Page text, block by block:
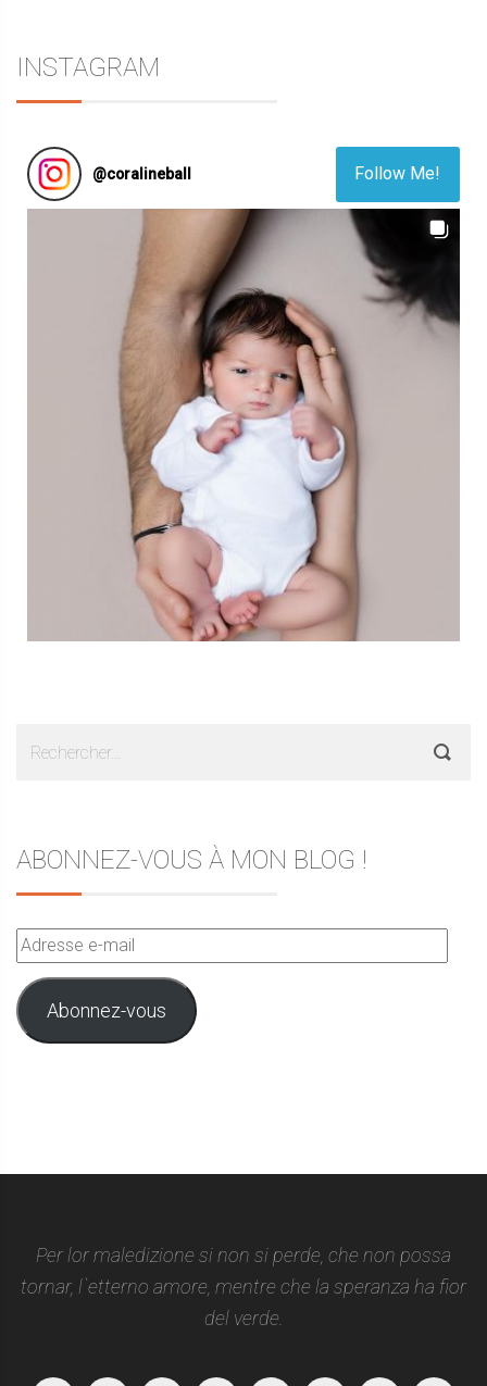
INSTAGRAM
@coralineball Follow Me!
ABONNEZ-VOUS À MON BLOG !
Adresse
e-
mail
Abonnez-vous
Per lor maledizione si non si perde, che non possa
tornar, l`etterno amore, mentre che la speranza ha fior
del verde.